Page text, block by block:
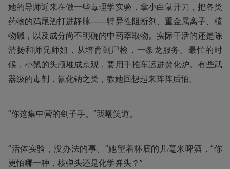
她的导师近来在做一些毒理学实验，拿小白鼠开刀，把各类
药物的鸡尾酒打进静脉——特异性阻断剂、重金属离子、植
物碱，以及成分尚不明确的中药萃取物。实际干活的还是陈
清扬和师兄师姐，从培育到尸检，一条龙服务。最忙的时
候，小鼠的头颅堆成京观，要用手推车运进焚化炉。有些武
器级的毒剂，氰化钠之类，教她回想起来阵阵后怕。
“你这集中营的刽子手。”我嘲笑道。
“活体实验，没办法的事。”她望着杯底的几毫米啤酒，“你
更怕哪一种，核弹头还是化学弹头？”